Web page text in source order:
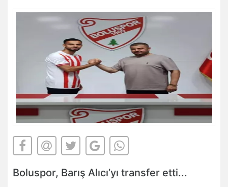
Boluspor, Barış Alıcı’yı transfer etti...